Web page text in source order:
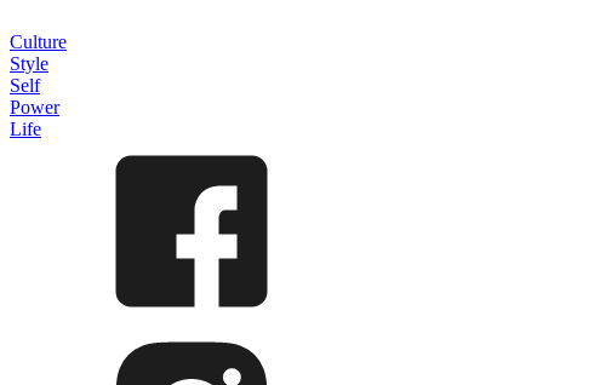
Culture
Style
Self
Power
Life